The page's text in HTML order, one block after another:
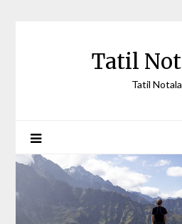
Tatil
Tatil